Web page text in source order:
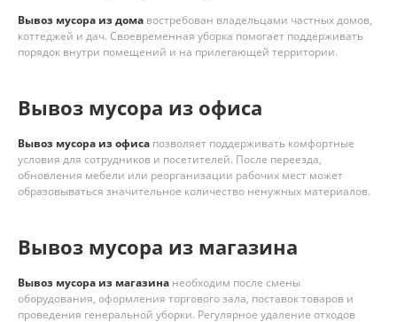
Вывоз мусора из дома востребован владельцами частных домов,
коттеджей и дач. Своевременная уборка помогает поддерживать
порядок внутри помещений и на прилегающей территории.
Вывоз мусора из офиса
Вывоз мусора из офиса позволяет поддерживать комфортные
условия для сотрудников и посетителей. После переезда,
обновления мебели или реорганизации рабочих мест может
образовываться значительное количество ненужных материалов.
Вывоз мусора из магазина
Вывоз мусора из магазина необходим после смены
оборудования, оформления торгового зала, поставок товаров и
проведения генеральной уборки. Регулярное удаление отходов